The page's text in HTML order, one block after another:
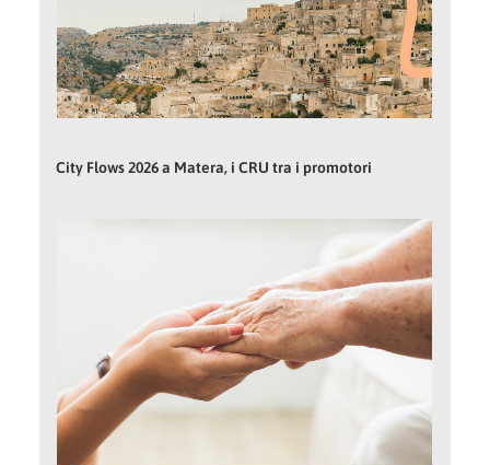
City Flows 2026 a Matera, i CRU tra i promotori